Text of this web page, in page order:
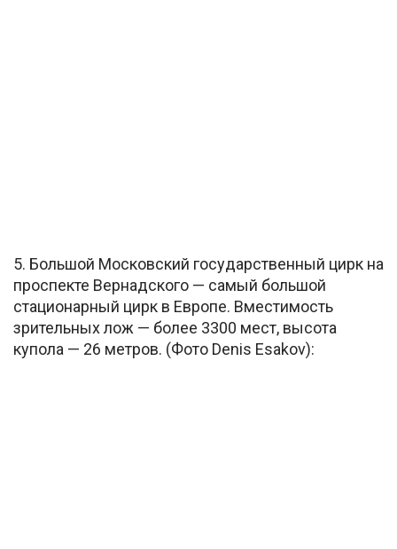
5. Большой Московский государственный цирк на
проспекте Вернадского — самый большой
стационарный цирк в Европе. Вместимость
зрительных лож — более 3300 мест, высота
купола — 26 метров. (Фото Denis Esakov):